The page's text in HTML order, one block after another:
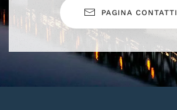
PAGINA CONTATTI